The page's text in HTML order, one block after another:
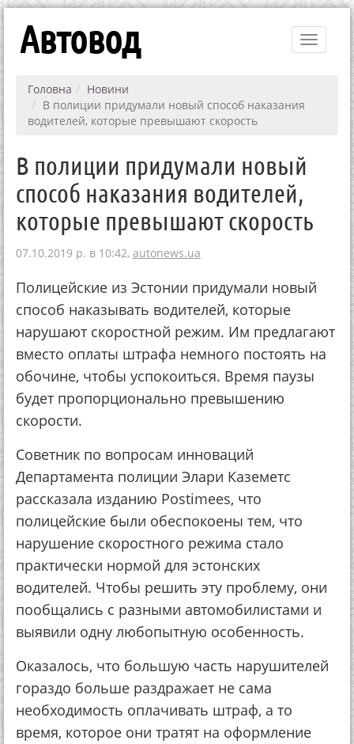
Toggle
Автовод
Головна
Новини
В полиции придумали новый способ наказания
водителей, которые превышают скорость
В полиции придумали новый
способ наказания водителей,
которые превышают скорость
07.10.2019 р. в 10:42, autonews.ua
Полицейские из Эстонии придумали новый
способ наказывать водителей, которые
нарушают скоростной режим. Им предлагают
вместо оплаты штрафа немного постоять на
обочине, чтобы успокоиться. Время паузы
будет пропорционально превышению
скорости.
Советник по вопросам инноваций
Департамента полиции Элари Каземетс
рассказала изданию Postimees, что
полицейские были обеспокоены тем, что
нарушение скоростного режима стало
практически нормой для эстонских
водителей. Чтобы решить эту проблему, они
пообщались с разными автомобилистами и
выявили одну любопытную особенность.
Оказалось, что большую часть нарушителей
гораздо больше раздражает не сама
необходимость оплачивать штраф, а то
время, которое они тратят на оформление